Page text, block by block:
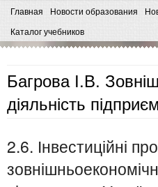
Главная Новости образования
Каталог учебников
Багрова І.В.
діяльність
2.6. Інвестиційні